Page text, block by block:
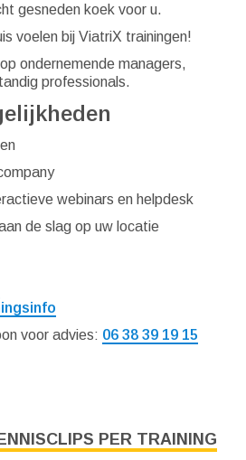
gesneden koek voor u.
voelen bij ViatriX trainingen!
ondernemende managers,
professionals.
webinars en helpdesk
de slag op uw locatie
voor advies: 06 38 39 19 15
PER TRAINING